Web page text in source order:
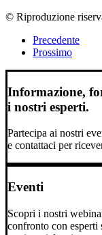
© Riproduzione
Precedente
Prossimo
Informazione,
i nostri esperti.
Partecipa ai nostri
e contattaci per
Eventi
Scopri i nostri
confronto con